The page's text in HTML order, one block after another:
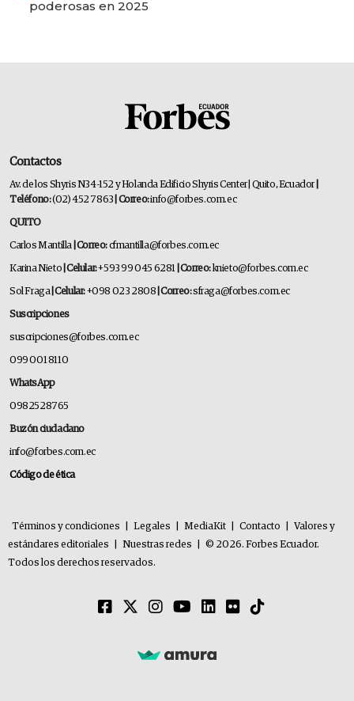
poderosas en 2025
Contactos
Av. de los Shyris N34-152 y Holanda Edificio Shyris Center | Quito, Ecuador
Teléfono:(02) 452 7863 | Correo:info@forbes.com.ec
QUITO
Carlos Mantilla | Correo:cfmantilla@forbes.com.ec
Karina Nieto | Celular:+593 99 045 6281 | Correo:knieto@forbes.com.ec
Sol Fraga| Celular:+098 023 2808 | Correo:sfraga@forbes.com.ec
Suscripciones
suscripciones@forbes.com.ec
099 001 8110
WhatsApp
0982528765
Buzón ciudadano
info@forbes.com.ec
Código de ética
Términos y condiciones Legales MediaKit Contacto
Valores y
estándares editoriales
Nuestras redes
© 2026. Forbes Ecuador.
Todos los derechos reservados.